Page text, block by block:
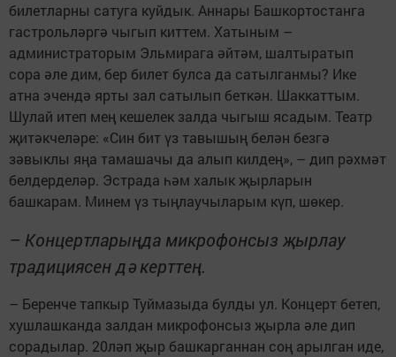
билетларны сатуга куйдык. Аннары Башкортостанга
гастрольләргә чыгып киттем. Хатыным –
администраторым Эльмирага әйтәм, шалтыратып
сора әле дим, бер билет булса да сатылганмы? Ике
атна эчендә ярты зал сатылып беткән. Шаккаттым.
Шулай итеп мең кешелек залда чыгыш ясадым. Театр
җитәкчеләре: «Син бит үз тавышың белән безгә
зәвыклы яңа тамашачы да алып килдең», – дип рәхмәт
белдерделәр. Эстрада һәм халык җырларын
башкарам. Минем үз тыңлаучыларым күп, шөкер.
– Концертларыңда микрофонсыз җырлау
традициясен дә керттең.
– Беренче тапкыр Туймазыда булды ул. Концерт бетеп,
хушлашканда залдан микрофонсыз җырла әле дип
сорадылар. 20ләп җыр башкарганнан соң арылган иде,